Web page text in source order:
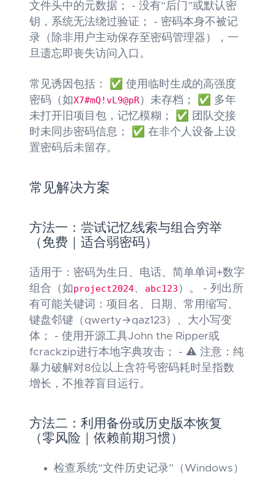
文件头中的元数据； - 没有“后门”或默认密
钥，系统无法绕过验证； - 密码本身不被记
录（除非用户主动保存至密码管理器），一
旦遗忘即丧失访问入口。
常见诱因包括： ✅ 使用临时生成的高强度
密码（如X7#mQ!vL9@pR）未存档； ✅ 多年
未打开旧项目包，记忆模糊； ✅ 团队交接
时未同步密码信息； ✅ 在非个人设备上设
置密码后未留存。
常见解决方案
方法一：尝试记忆线索与组合穷举
（免费｜适合弱密码）
适用于：密码为生日、电话、简单单词+数字
组合（如project2024、 abc123 ）。 - 列出所
有可能关键词：项目名、日期、常用缩写、
键盘邻键（qwerty→qaz123）、大小写变
体； - 使用开源工具John the Ripper或
fcrackzip进行本地字典攻击； - ⚠️ 注意：纯
暴力破解对8位以上含符号密码耗时呈指数
增长，不推荐盲目运行。
方法二：利用备份或历史版本恢复
（零风险｜依赖前期习惯）
检查系统“文件历史记录”（Windows）